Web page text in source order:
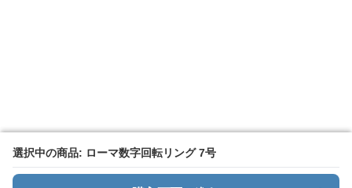
選択中の商品: ローマ数字回転リング 7号
選択中の商品: ローマ数字回転リング 7号